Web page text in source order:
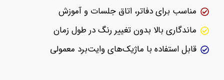
مناسب برای دفاتر، اتاق جلسات و آموزش
ماندگاری بالا بدون تغییر رنگ در طول زمان
قابل استفاده با ماژیک‌های وایت‌برد معمولی